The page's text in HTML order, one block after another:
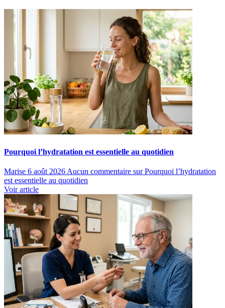
Pourquoi l’hydratation est essentielle au quotidien
Marise 6 août 2026 Aucun commentaire sur Pourquoi l’hydratation
est essentielle au quotidien
Voir article